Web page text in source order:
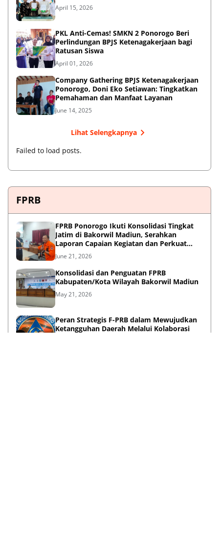
April 15, 2026
PKL Anti-Cemas! SMKN 2 Ponorogo Beri
Perlindungan BPJS Ketenagakerjaan bagi
Ratusan Siswa
April 01, 2026
Company Gathering BPJS Ketenagakerjaan
Ponorogo, Doni Eko Setiawan: Tingkatkan
Pemahaman dan Manfaat Layanan
June 14, 2025
Lihat Selengkapnya
Failed to load posts.
FPRB
FPRB Ponorogo Ikuti Konsolidasi Tingkat
Jatim di Bakorwil Madiun, Serahkan
Laporan Capaian Kegiatan dan Perkuat
Sinergi Pentahelix
June 21, 2026
Konsolidasi dan Penguatan FPRB
Kabupaten/Kota Wilayah Bakorwil Madiun
May 21, 2026
Peran Strategis F-PRB dalam Mewujudkan
Ketangguhan Daerah Melalui Kolaborasi